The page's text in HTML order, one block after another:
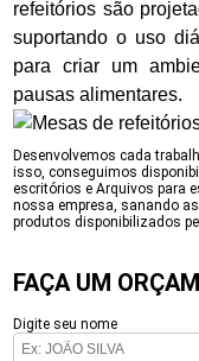
refeitórios são
suportando o uso
para criar um
pausas alimentares.
Desenvolvemos cada
isso, conseguimos
escritórios e Arquivos para
nossa empresa, sanando
produtos disponibilizados
FAÇA UM
Digite seu nome